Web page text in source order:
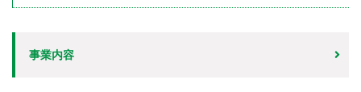
事業内容